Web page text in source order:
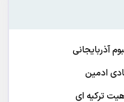
آذربایجانی
ادمین
ترکیه ای